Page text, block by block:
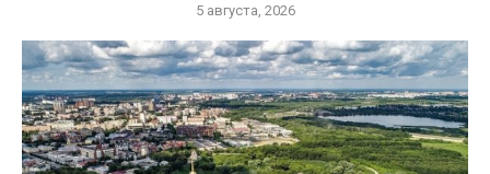
5 августа, 2026